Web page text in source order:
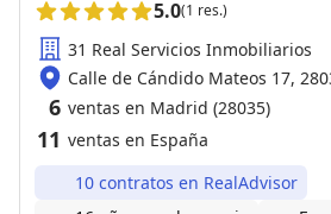
5.0(1 res.)
31 Real Servicios Inmobiliarios
Calle de Cándido Mateos 17,
6 ventas en Madrid (28035)
11 ventas en España
10 contratos en RealAdvisor